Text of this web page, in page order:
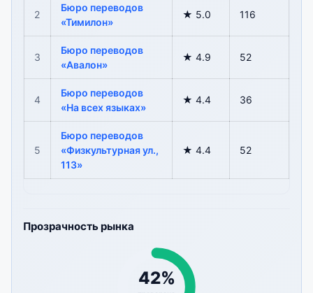
2
Бюро переводов
«Тимилон»
★ 5.0 116
3
Бюро переводов
«Авалон»
★ 4.9 52
4
Бюро переводов
«На всех языках»
★ 4.4 36
5
Бюро переводов
«Физкультурная ул.,
113»
★ 4.4 52
Прозрачность рынка
42%